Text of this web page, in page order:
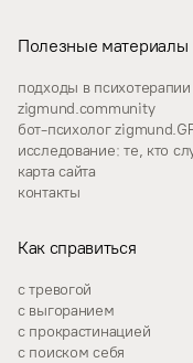
Полезные материалы
подходы в психотерапии
zigmund.community
бот-психолог
исследование: те, кто
карта сайта
контакты
Как справиться
с тревогой
с выгоранием
с прокрастинацией
с поиском себя